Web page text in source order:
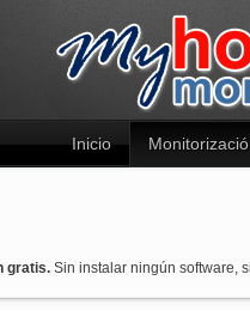
Inicio
gratis. Sin instalar ningún software,